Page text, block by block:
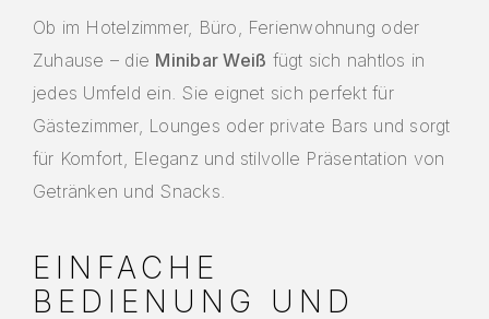
Ob im Hotelzimmer, Büro, Ferienwohnung oder
Zuhause – die Minibar Weiß fügt sich nahtlos in
jedes Umfeld ein. Sie eignet sich perfekt für
Gästezimmer, Lounges oder private Bars und sorgt
für Komfort, Eleganz und stilvolle Präsentation von
Getränken und Snacks.
EINFACHE
BEDIENUNG UND